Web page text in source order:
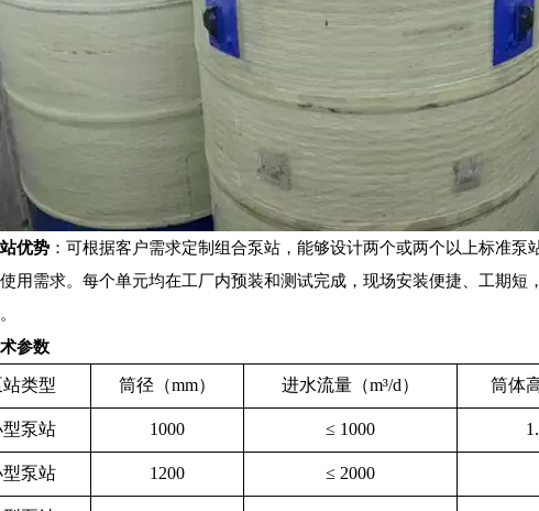
优势 ：可根据客户需求定制组合泵站，能够设计两个或两个以上标准
用需求。每个单元均在工厂内预装和测试完成，现场安装便捷、工期短
参数
站类型 筒径（mm） 进水流量（m³/d） 筒体
型泵站 1000 ≤ 1000
型泵站 1200 ≤ 2000